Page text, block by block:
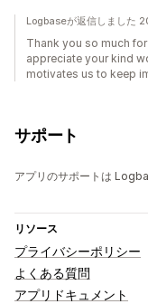
Logbaseが返信しました
Thank you so much
appreciate your kind
motivates us to keep
サポート
アプリのサポートは
リソース
プライバシーポリシー
よくある質問
アプリドキュメント